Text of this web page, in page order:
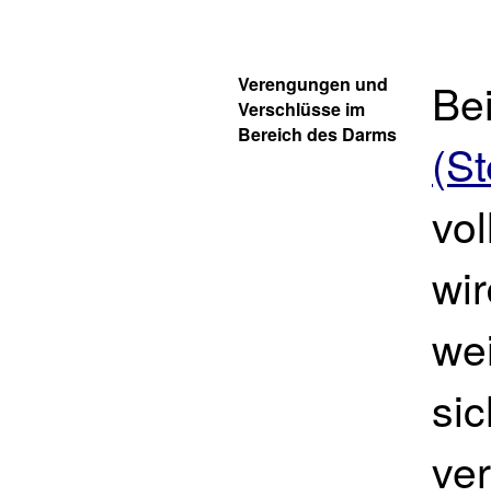
Verengungen und
Verschlüsse im
Bereich des Darms